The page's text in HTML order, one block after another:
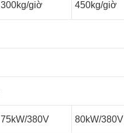
300kg/giờ 450kg/giờ
75kW/380V 80kW/380V